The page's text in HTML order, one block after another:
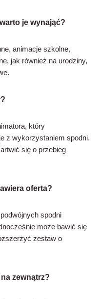
je wynająć?
animacje szkolne,
jak również na urodziny,
który
z wykorzystaniem spodni.
się o przebieg
oferta?
spodni
może bawić się
zestaw o
zewnątrz?